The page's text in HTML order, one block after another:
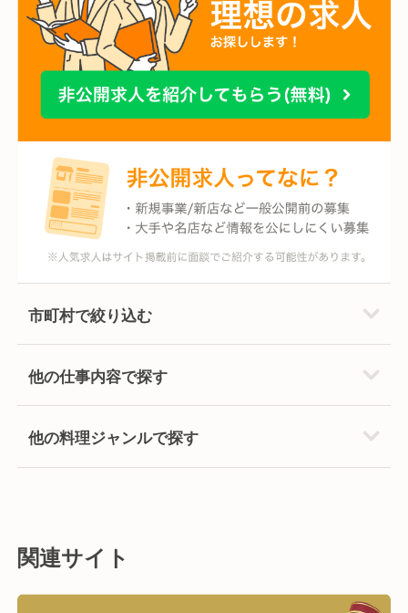
市町村で絞り込む
他の仕事内容で探す
他の料理ジャンルで探す
関連サイト